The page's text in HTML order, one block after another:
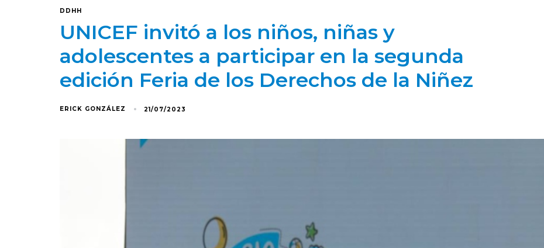
DDHH
UNICEF invitó a los niños, niñas y
adolescentes a participar en la segunda
edición Feria de los Derechos de la Niñez
ERICK GONZÁLEZ 21/07/2023